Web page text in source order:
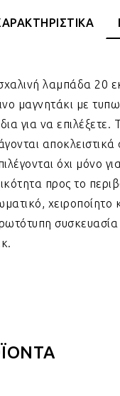
λαμπάδα 20
μαγνητάκι με
για να επιλέξετε.
όχι μόνο
προς το
χειροποίητο